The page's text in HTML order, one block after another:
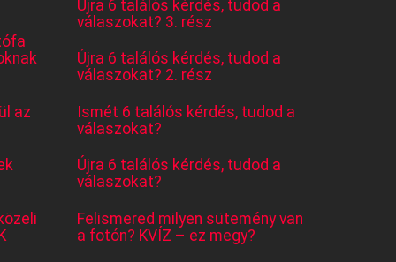
az
Újra 6 találós kérdés, tudod a
válaszokat? 3. rész
Újra 6 találós kérdés, tudod a
válaszokat? 2. rész
Ismét 6 találós kérdés, tudod a
válaszokat?
Újra 6 találós kérdés, tudod a
válaszokat?
Felismered milyen sütemény van
a fotón? KVÍZ – ez megy?